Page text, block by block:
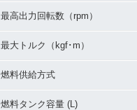
最高出力回転数（rpm）
最大トルク（kgf･m）
燃料供給方式
燃料タンク容量 (L)